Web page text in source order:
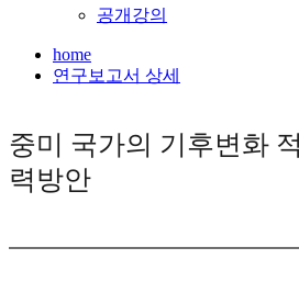
공개강의
home
연구보고서 상세
중미 국가의 기후변화
력방안